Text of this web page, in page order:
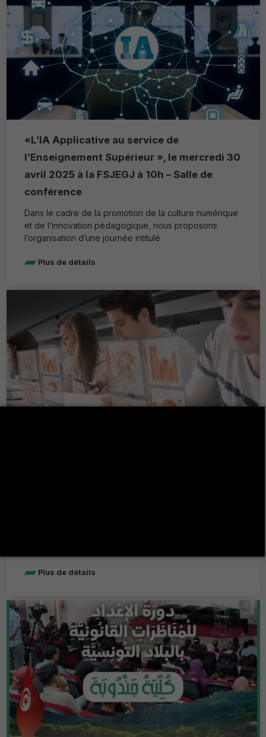
«L’IA Applicative au service de
l’Enseignement Supérieur », le mercredi 30
avril 2025 à la FSJEGJ à 10h – Salle de
conférence
Dans le cadre de la promotion de la culture numérique
et de l’innovation pédagogique, nous proposons
l’organisation d’une journée intitulé
Plus de détails
Plus de détails